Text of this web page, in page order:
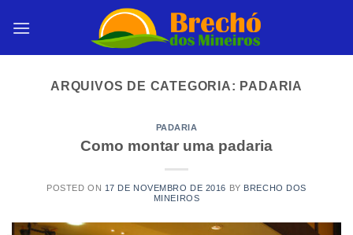
ARQUIVOS DE CATEGORIA: PADARIA
PADARIA
Como montar uma padaria
POSTED ON 17 DE NOVEMBRO DE 2016 BY BRECHO DOS
MINEIROS